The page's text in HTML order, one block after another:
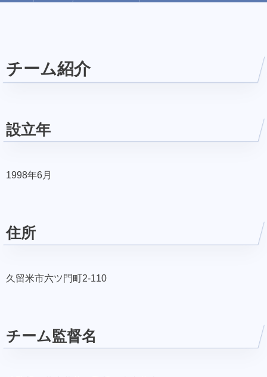
チーム紹介
設立年
1998年6月
住所
久留米市六ツ門町2-110
チーム監督名